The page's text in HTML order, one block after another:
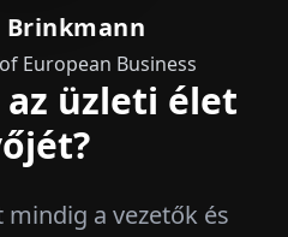
European Business
üzleti élet
mindig a vezetők és